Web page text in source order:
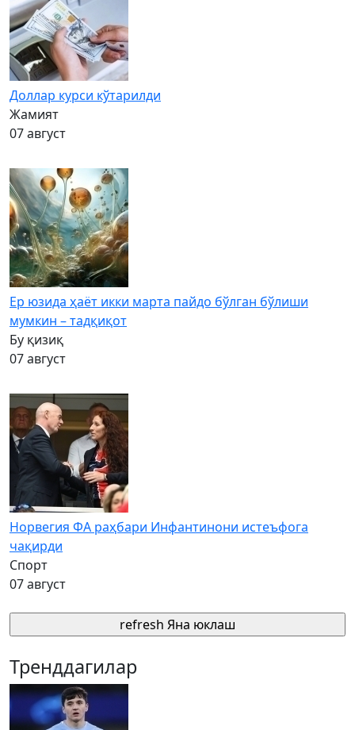
Доллар курси кўтарилди
Жамият
07 август
Ер юзида ҳаёт икки марта пайдо бўлган бўлиши
мумкин – тадқиқот
Бу қизиқ
07 август
Норвегия ФА раҳбари Инфантинони истеъфога
чақирди
Спорт
07 август
refresh Яна юклаш
Тренддагилар